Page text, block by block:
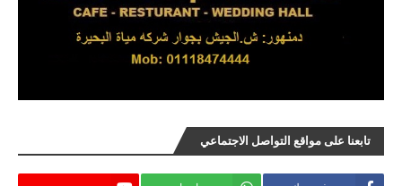
تابعنا على مواقع التواصل الاجتماعي